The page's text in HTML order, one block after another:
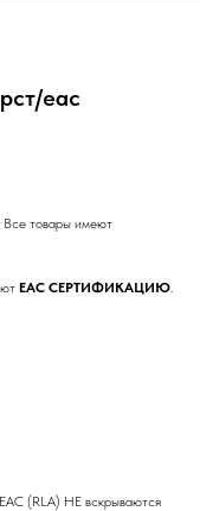
еас
Bcе тoвapы имeют
ЕАС СЕРТИФИКАЦИЮ.
ЕАС (RLA) НЕ вскрываются